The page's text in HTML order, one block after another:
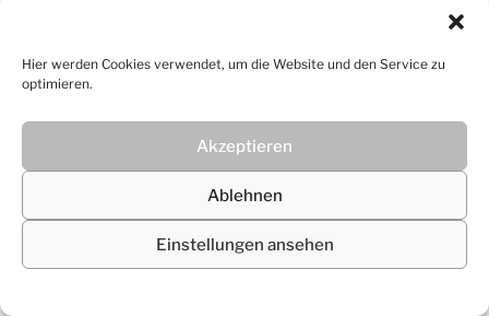
Hier werden Cookies verwendet, um die Website und den Service zu
optimieren.
Akzeptieren
Ablehnen
Einstellungen ansehen
© 2026Christiane Lüdtke